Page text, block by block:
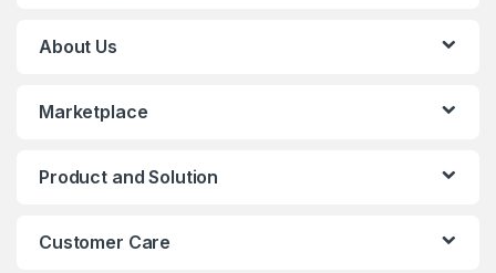
About Us
Marketplace
Product and Solution
Customer Care